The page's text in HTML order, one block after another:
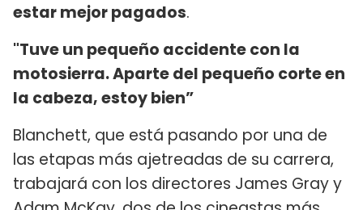
estar mejor pagados.
"Tuve un pequeño accidente con la
motosierra. Aparte del pequeño corte en
la cabeza, estoy bien”
Blanchett, que está pasando por una de
las etapas más ajetreadas de su carrera,
trabajará con los directores James Gray y